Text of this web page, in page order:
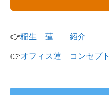
👉稲生 蓮 紹介
👉オフィス蓮 コンセプト